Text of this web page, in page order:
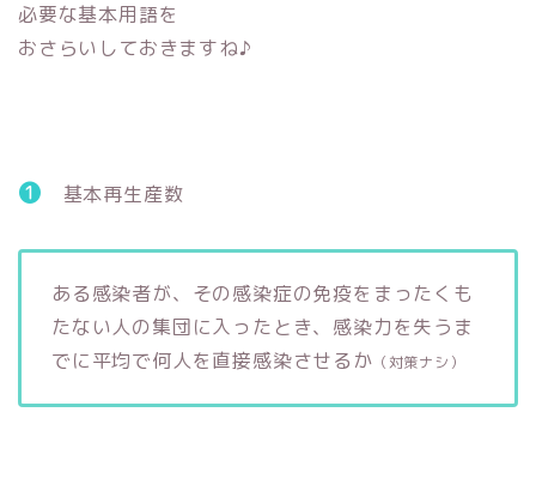
必要な基本用語を
おさらいしておきますね♪
❶ 基本再生産数
ある感染者が、その感染症の免疫をまったくも
たない人の集団に入ったとき、感染力を失うま
でに平均で何人を直接感染させるか （対策ナシ）